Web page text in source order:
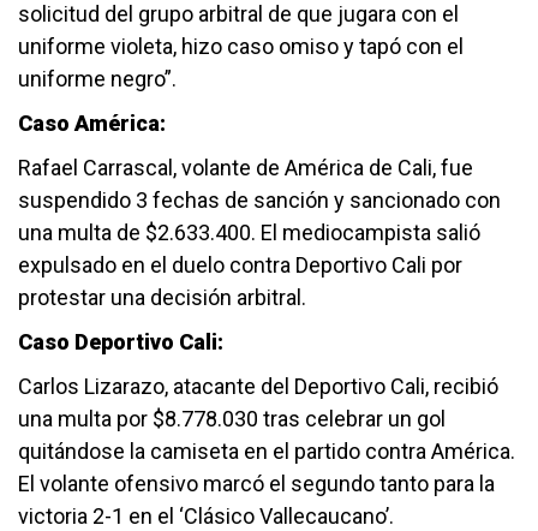
solicitud del grupo arbitral de que jugara con el
uniforme violeta, hizo caso omiso y tapó con el
uniforme negro”.
Caso América:
Rafael Carrascal, volante de América de Cali, fue
suspendido 3 fechas de sanción y sancionado con
una multa de $2.633.400. El mediocampista salió
expulsado en el duelo contra Deportivo Cali por
protestar una decisión arbitral.
Caso Deportivo Cali:
Carlos Lizarazo, atacante del Deportivo Cali, recibió
una multa por $8.778.030 tras celebrar un gol
quitándose la camiseta en el partido contra América.
El volante ofensivo marcó el segundo tanto para la
victoria 2-1 en el ‘Clásico Vallecaucano’.